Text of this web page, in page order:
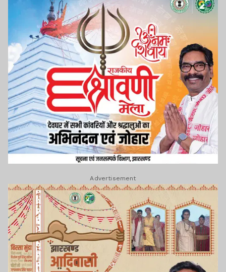
Advertisement